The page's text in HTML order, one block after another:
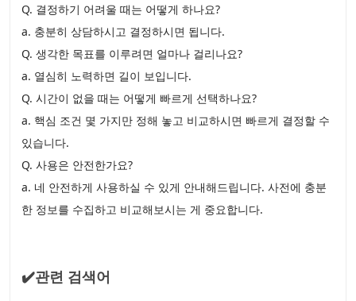
Q. 결정하기 어려울 때는 어떻게 하나요?
a. 충분히 상담하시고 결정하시면 됩니다.
Q. 생각한 목표를 이루려면 얼마나 걸리나요?
a. 열심히 노력하면 길이 보입니다.
Q. 시간이 없을 때는 어떻게 빠르게 선택하나요?
a. 핵심 조건 몇 가지만 정해 놓고 비교하시면 빠르게 결정할 수
있습니다.
Q. 사용은 안전한가요?
a. 네 안전하게 사용하실 수 있게 안내해드립니다. 사전에 충분
한 정보를 수집하고 비교해보시는 게 중요합니다.
✔️관련 검색어